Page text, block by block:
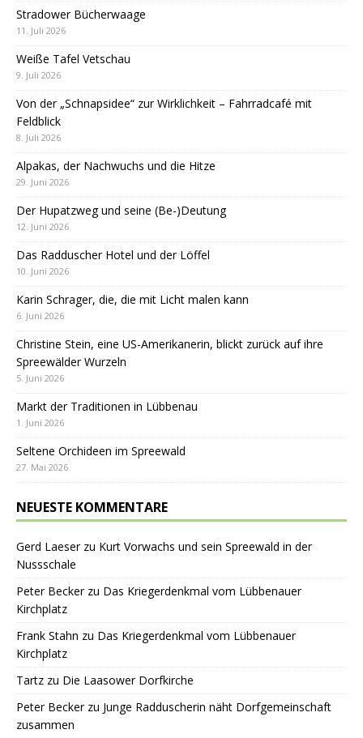
Stradower Bücherwaage
11. Juli 2026
Weiße Tafel Vetschau
9. Juli 2026
Von der „Schnapsidee“ zur Wirklichkeit – Fahrradcafé mit
Feldblick
8. Juli 2026
Alpakas, der Nachwuchs und die Hitze
29. Juni 2026
Der Hupatzweg und seine (Be-)Deutung
12. Juni 2026
Das Radduscher Hotel und der Löffel
10. Juni 2026
Karin Schrager, die, die mit Licht malen kann
6. Juni 2026
Christine Stein, eine US-Amerikanerin, blickt zurück auf ihre
Spreewälder Wurzeln
5. Juni 2026
Markt der Traditionen in Lübbenau
1. Juni 2026
Seltene Orchideen im Spreewald
27. Mai 2026
NEUESTE KOMMENTARE
Gerd Laeserzu Kurt Vorwachs und sein Spreewald in der
Nussschale
Peter Beckerzu Das Kriegerdenkmal vom Lübbenauer
Kirchplatz
Frank Stahn zu Das Kriegerdenkmal vom Lübbenauer
Kirchplatz
Tartz zu Die Laasower Dorfkirche
Peter Beckerzu Junge Radduscherin näht Dorfgemeinschaft
zusammen